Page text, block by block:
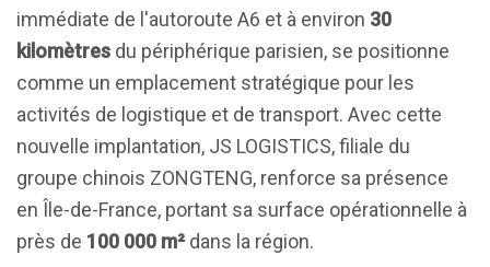
immédiate de l'autoroute A6 et à environ 30
kilomètres du périphérique parisien, se positionne
comme un emplacement stratégique pour les
activités de logistique et de transport. Avec cette
nouvelle implantation, JS LOGISTICS, filiale du
groupe chinois ZONGTENG, renforce sa présence
en Île-de-France, portant sa surface opérationnelle à
près de 100 000 m² dans la région.